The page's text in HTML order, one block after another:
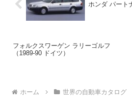
ホンダ パート
フォルクスワーゲン ラリーゴルフ
（1989-90 ドイツ）
ホーム 世界の自動車カタログ